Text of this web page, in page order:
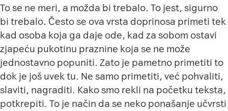
To se ne meri, a možda bi trebalo. To jest, sigurno
bi trebalo. Često se ova vrsta doprinosa primeti tek
kad osoba koja ga daje ode, kad za sobom ostavi
zjapeću pukotinu praznine koja se ne može
jednostavno popuniti. Zato je pametno primetiti to
dok je još uvek tu. Ne samo primetiti, već pohvaliti,
slaviti, nagraditi. Kako smo rekli na početku teksta,
potkrepiti. To je način da se neko ponašanje učvrsti